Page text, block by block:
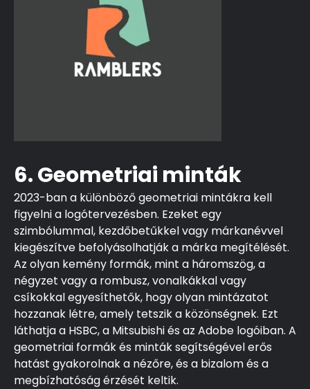
6. Geometriai minták
2023-ban a különböző geometriai mintákra kell
figyelni a logótervezésben. Ezeket egy
szimbólummal, kezdőbetűkkel vagy márkanévvel
kiegészítve befolyásolhatják a márka megítélését.
Az olyan kemény formák, mint a háromszög, a
négyzet vagy a rombusz, vonalkákkal vagy
csíkokkal egyesíthetők, hogy olyan mintázatot
hozzanak létre, amely tetszik a közönségnek. Ezt
láthatja a HSBC, a Mitsubishi és az Adobe logóiban. A
geometriai formák és minták segítségével erős
hatást gyakorolnak a nézőre, és a bizalom és a
megbízhatóság érzését keltik.